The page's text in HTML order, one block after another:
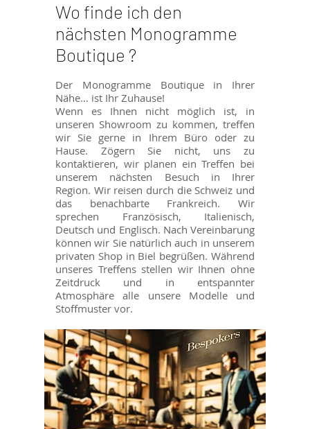
Wo finde ich den
nächsten Monogramme
Boutique ?
Der Monogramme Boutique in Ihrer
Nähe… ist Ihr Zuhause!
Wenn es Ihnen nicht möglich ist, in
unseren Showroom zu kommen, treffen
wir Sie gerne in Ihrem Büro oder zu
Hause. Zögern Sie nicht, uns zu
kontaktieren, wir planen ein Treffen bei
unserem nächsten Besuch in Ihrer
Region. Wir reisen durch die Schweiz und
das benachbarte Frankreich. Wir
sprechen Französisch, Italienisch,
Deutsch und Englisch. Nach Vereinbarung
können wir Sie natürlich auch in unserem
privaten Shop in Biel begrüßen. Während
unseres Treffens stellen wir Ihnen ohne
Zeitdruck und in entspannter
Atmosphäre alle unsere Modelle und
Stoffmuster vor.